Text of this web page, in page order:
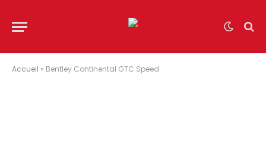
Accueil » Bentley Continental GTC Speed